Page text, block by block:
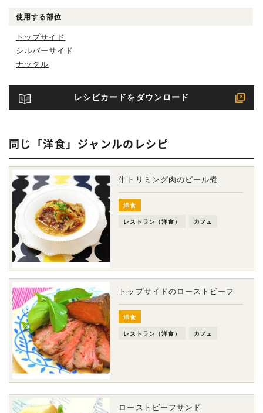
使用する部位
トップサイド
シルバーサイド
ナックル
レシピカードをダウンロード
同じ「洋食」ジャンルのレシピ
牛トリミング肉のビール煮
洋食
レストラン（洋食） カフェ
トップサイドのローストビーフ
洋食
レストラン（洋食） カフェ
ローストビーフサンド